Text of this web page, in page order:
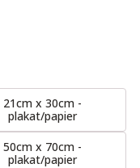
21cm x 30cm -
plakat/papier
50cm x 70cm -
plakat/papier